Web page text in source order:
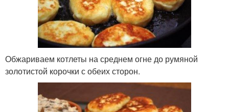
Обжариваем котлеты на среднем огне до румяной
золотистой корочки с обеих сторон.